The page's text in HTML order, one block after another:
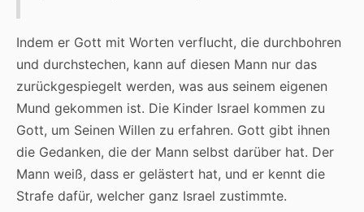
Indem er Gott mit Worten verflucht, die durchbohren
und durchstechen, kann auf diesen Mann nur das
zurückgespiegelt werden, was aus seinem eigenen
Mund gekommen ist. Die Kinder Israel kommen zu
Gott, um Seinen Willen zu erfahren. Gott gibt ihnen
die Gedanken, die der Mann selbst darüber hat. Der
Mann weiß, dass er gelästert hat, und er kennt die
Strafe dafür, welcher ganz Israel zustimmte.